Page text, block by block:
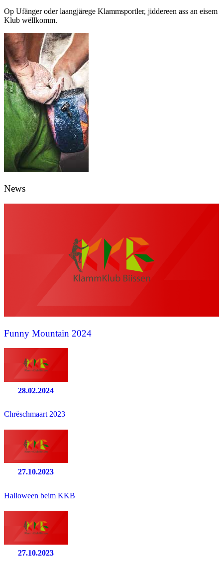
Op Ufänger oder laangjärege Klammsportler, jiddereen ass an eisem
Klub wëllkomm.
News
Funny Mountain 2024
28.02.2024
Chrëschmaart 2023
27.10.2023
Halloween beim KKB
27.10.2023